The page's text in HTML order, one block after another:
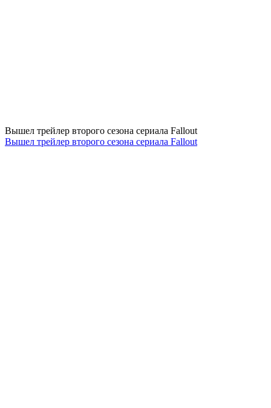
Вышел трейлер второго сезона сериала Fallout
Вышел трейлер второго сезона сериала Fallout